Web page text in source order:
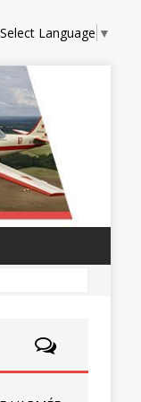
Select Language ▼